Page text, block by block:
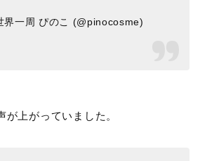
一周 ぴのこ (@pinocosme)
上がっていました。